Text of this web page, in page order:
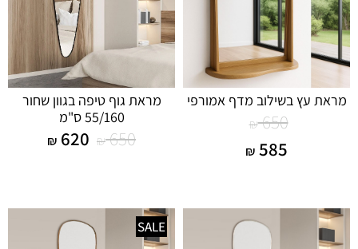
מראת עץ בשילוב מדף אמורפי
₪650
₪ 585
מראת גוף טיפה בגוון שחור
55/160 ס"מ
₪650
₪ 620
SALE